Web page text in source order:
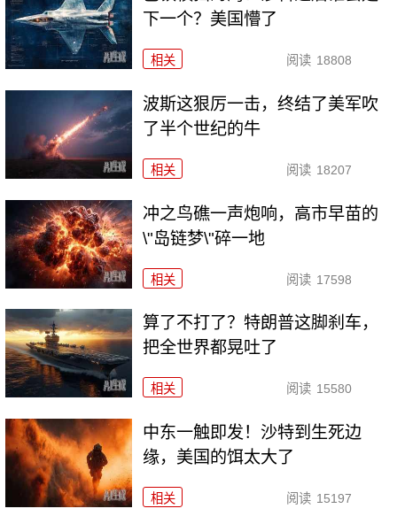
下一个？美国懵了
相关 阅读 18808
波斯这狠厉一击，终结了美军吹
了半个世纪的牛
相关 阅读 18207
冲之鸟礁一声炮响，高市早苗的
\"岛链梦\"碎一地
相关 阅读 17598
算了不打了？特朗普这脚刹车，
把全世界都晃吐了
相关 阅读 15580
中东一触即发！沙特到生死边
缘，美国的饵太大了
相关 阅读 15197